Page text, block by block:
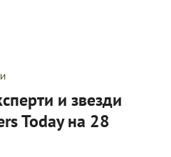
и звезди
Today на 28